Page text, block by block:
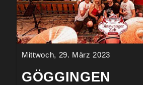
Mittwoch, 29. März 2023
GÖGGINGEN